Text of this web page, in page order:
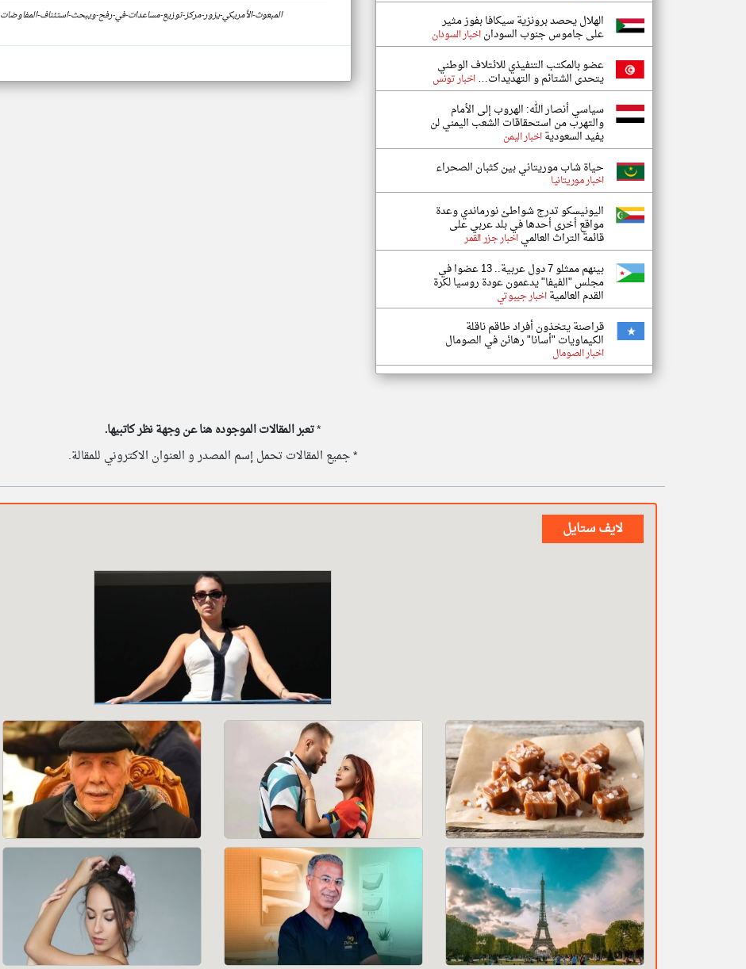
https://www.klyoum.com/bahrain-news/ar/37-المبعوث-الأمريكي-يزور-مركز-توزيع-مساعدات-في-رفح-ويبحث-استئناف-المفاوضات الهلال يحصد برونزية سيكافا بفوز مثير
على جاموس جنوب السوداناخبار السودان
عضو بالمكتب التنفيذي للائتلاف الوطني
يتحدى الشتائم و التهديدات…اخبار تونس
سياسي أنصار الله: الهروب إلى الأمام
والتهرب من استحقاقات الشعب اليمني لن
يفيد السعوديةاخبار اليمن
حياة شاب موريتاني بين كثبان الصحراء
اخبار موريتانيا
اليونيسكو تدرج شواطئ نورماندي وعدة
مواقع أخرى أحدها في بلد عربي على
قائمة التراث العالمياخبار جزر القمر
بينهم ممثلو 7 دول عربية.. 13 عضوا في
مجلس "الفيفا" يدعمون عودة روسيا لكرة
القدم العالميةاخبار جيبوتي
قراصنة يتخذون أفراد طاقم ناقلة
الكيماويات "أسانا" رهائن في الصومال
اخبار الصومال
*تعبر المقالات الموجوده هنا عن وجهة نظر كاتبيها.
* جميع المقالات تحمل إسم المصدر و العنوان الاكتروني للمقالة.
لايف ستايل